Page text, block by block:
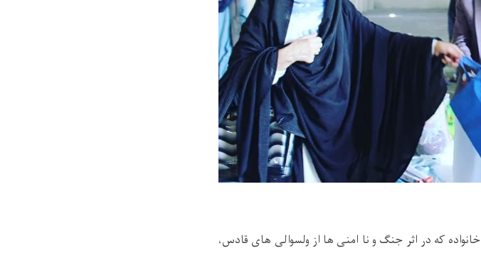
ریاست آمادگی مبارزه با حوادث ولایت بادغیس، برای ۴۸۶ خانواده که در اثر جنگ و نا امنی ها از ولسوالی های قادس،